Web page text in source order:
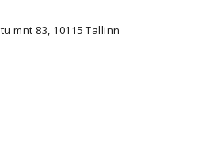
mnt 83, 10115 Tallinn